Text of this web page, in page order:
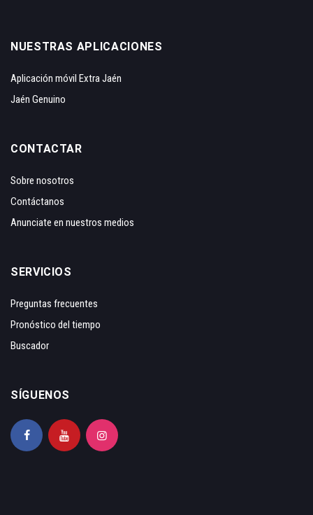
NUESTRAS APLICACIONES
Aplicación móvil Extra Jaén
Jaén Genuino
CONTACTAR
Sobre nosotros
Contáctanos
Anunciate en nuestros medios
SERVICIOS
Preguntas frecuentes
Pronóstico del tiempo
Buscador
SÍGUENOS